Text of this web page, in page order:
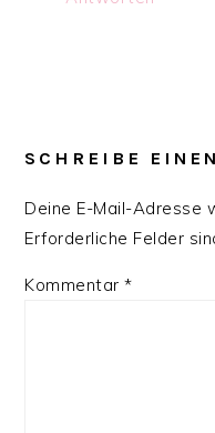
SCHREIBE
Deine E-Mail-Adresse
Erforderliche Felder
Kommentar*